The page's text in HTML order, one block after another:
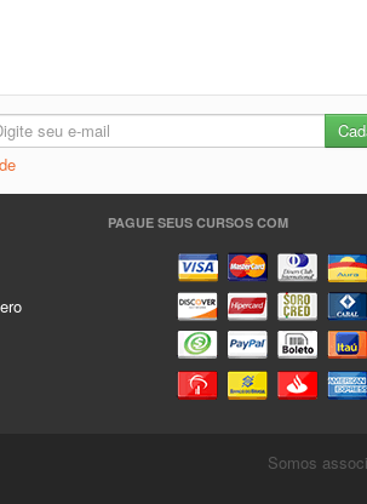
PAGUE SEUS CURSOS COM
Somos